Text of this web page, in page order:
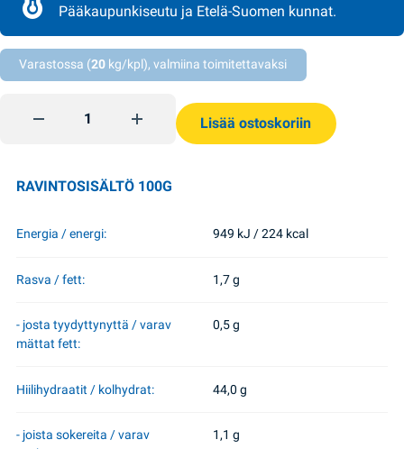
Pääkaupunkiseutu ja Etelä-Suomen kunnat.
Varastossa (20 kg/kpl), valmiina toimitettavaksi
Varenyky perunoilla 900g Puzata Hata quantity
Lisää ostoskoriin
RAVINTOSISÄLTÖ 100G
Energia / energi: 949 kJ / 224 kcal
Rasva / fett: 1,7 g
- josta tyydyttynyttä / varav
mättat fett:
0,5 g
Hiilihydraatit / kolhydrat: 44,0 g
- joista sokereita / varav
1,1 g